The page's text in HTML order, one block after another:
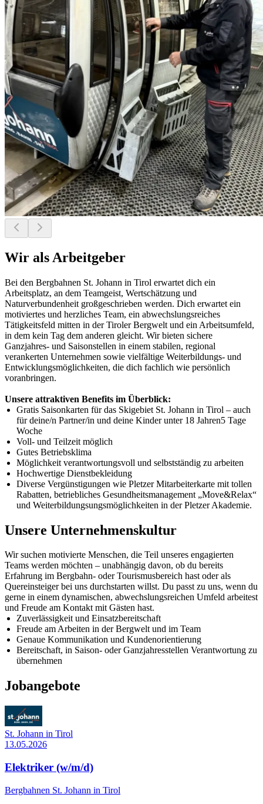
Wir als Arbeitgeber
Bei den Bergbahnen St. Johann in Tirol erwartet dich ein
Arbeitsplatz, an dem Teamgeist, Wertschätzung und
Naturverbundenheit großgeschrieben werden. Dich erwartet ein
motiviertes und herzliches Team, ein abwechslungsreiches
Tätigkeitsfeld mitten in der Tiroler Bergwelt und ein Arbeitsumfeld,
in dem kein Tag dem anderen gleicht. Wir bieten sichere
Ganzjahres- und Saisonstellen in einem stabilen, regional
verankerten Unternehmen sowie vielfältige Weiterbildungs- und
Entwicklungsmöglichkeiten, die dich fachlich wie persönlich
voranbringen.
Unsere attraktiven Benefits im Überblick:
Gratis Saisonkarten für das Skigebiet St. Johann in Tirol – auch
für deine/n Partner/in und deine Kinder unter 18 Jahren5 Tage
Woche
Voll- und Teilzeit möglich
Gutes Betriebsklima
Möglichkeit verantwortungsvoll und selbstständig zu arbeiten
Hochwertige Dienstbekleidung
Diverse Vergünstigungen wie Pletzer Mitarbeiterkarte mit tollen
Rabatten, betriebliches Gesundheitsmanagement „Move&Relax“
und Weiterbildungsungsmöglichkeiten in der Pletzer Akademie.
Unsere Unternehmenskultur
Wir suchen motivierte Menschen, die Teil unseres engagierten
Teams werden möchten – unabhängig davon, ob du bereits
Erfahrung im Bergbahn- oder Tourismusbereich hast oder als
Quereinsteiger bei uns durchstarten willst. Du passt zu uns, wenn du
gerne in einem dynamischen, abwechslungsreichen Umfeld arbeitest
und Freude am Kontakt mit Gästen hast.
Zuverlässigkeit und Einsatzbereitschaft
Freude am Arbeiten in der Bergwelt und im Team
Genaue Kommunikation und Kundenorientierung
Bereitschaft, in Saison- oder Ganzjahresstellen Verantwortung zu
übernehmen
Jobangebote
St. Johann in Tirol
13.05.2026
Elektriker (w/m/d)
Bergbahnen St. Johann in Tirol